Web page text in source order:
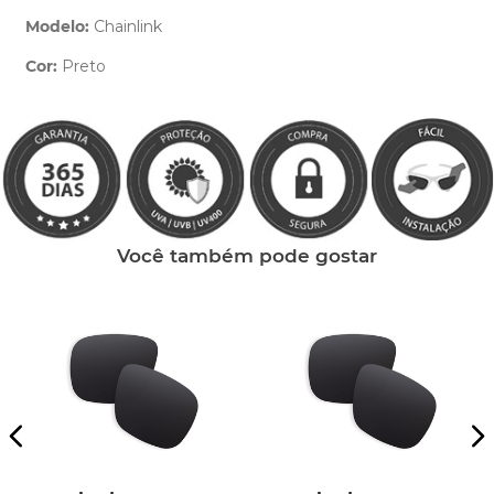
Modelo: Chainlink
Cor: Preto
Você também pode gostar